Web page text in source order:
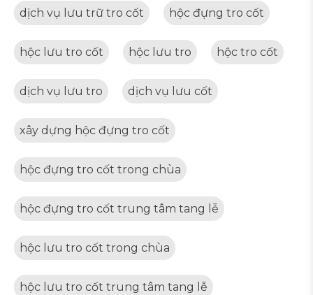
dịch vụ lưu trữ tro cốt hộc đựng tro cốt
hộc lưu tro cốt hộc lưu tro hộc tro cốt
dịch vụ lưu tro dịch vụ lưu cốt
xây dựng hộc đựng tro cốt
hộc đựng tro cốt trong chùa
hộc đựng tro cốt trung tâm tang lễ
hộc lưu tro cốt trong chùa
hộc lưu tro cốt trung tâm tang lễ